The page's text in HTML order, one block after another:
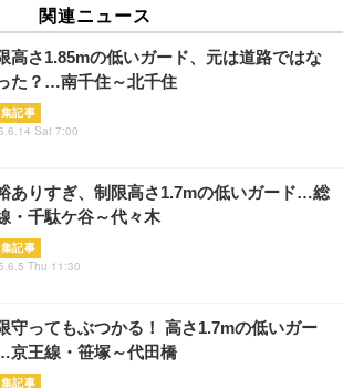
関連ニュース
高さ1.85mの低いガード、元は道路ではな
た？…南千住～北千住
記事
Sat 7:00
ありすぎ、制限高さ1.7mの低いガード…総
・千駄ケ谷～代々木
記事
Thu 11:30
守ってもぶつかる！ 高さ1.7mの低いガー
京王線・笹塚～代田橋
記事